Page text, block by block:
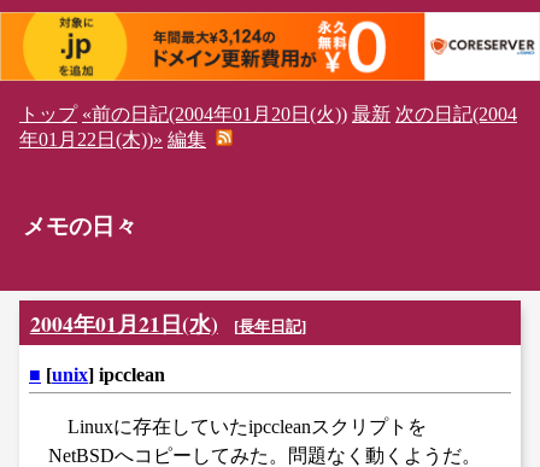
トップ «前の日記(2004年01月20日(火)) 最新 次の日記(2004
年01月22日(木))» 編集
メモの日々
2004年01月21日(水) [長年日記]
■ [unix] ipcclean
Linuxに存在していたipccleanスクリプトを
NetBSDへコピーしてみた。問題なく動くようだ。